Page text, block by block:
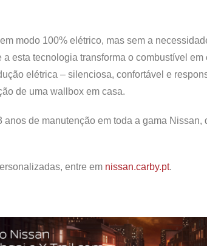
modo 100% elétrico, mas sem a
esta tecnologia transforma o combustível
elétrica – silenciosa, confortável e
de uma wallbox em casa.
anos de manutenção em toda a gama
entre em nissan.carby.pt.